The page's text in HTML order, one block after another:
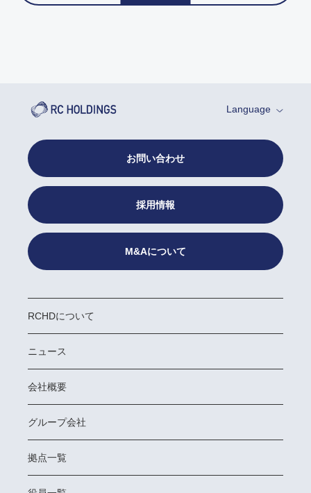
Language
RCHDについて
ニュース
会社概要
グループ会社
拠点一覧
お問い合わせ
採用情報
M&Aについて